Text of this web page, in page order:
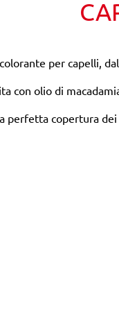
per capelli,
con olio di
perfetta copertura